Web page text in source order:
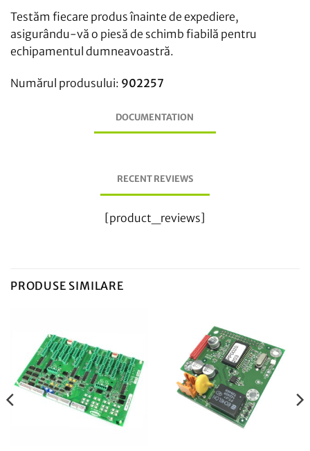
Testăm fiecare produs înainte de expediere,
asigurându-vă o piesă de schimb fiabilă pentru
echipamentul dumneavoastră.
Numărul produsului: 902257
DOCUMENTATION
RECENT REVIEWS
[product_reviews]
PRODUSE SIMILARE